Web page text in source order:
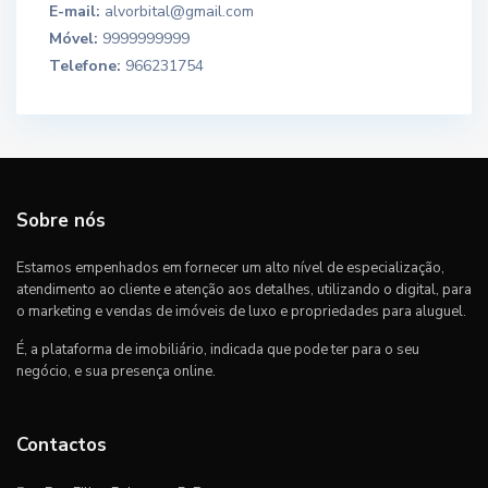
E-mail: alvorbital@gmail.com
Móvel: 9999999999
Telefone: 966231754
Sobre nós
Estamos empenhados em fornecer um alto nível de especialização,
atendimento ao cliente e atenção aos detalhes, utilizando o digital, para
o marketing e vendas de imóveis de luxo e propriedades para aluguel.
É, a plataforma de imobiliário, indicada que pode ter para o seu
negócio, e sua presença online.
Contactos